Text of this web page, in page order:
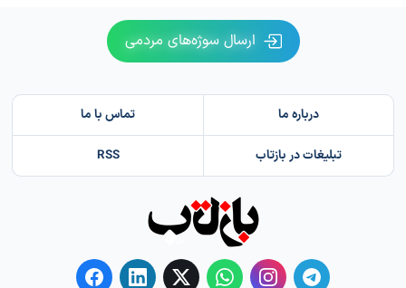
ارسال سوژه‌های مردمی
درباره ما تماس با ما
تبلیغات در بازتاب RSS